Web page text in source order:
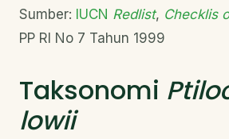
Sumber: IUCN Redlist, Checklis
PP RI No 7 Tahun 1999
Taksonomi
lowii